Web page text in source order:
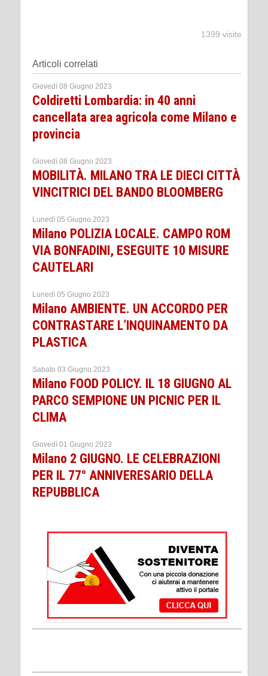
1399 visite
Articoli correlati
Giovedì 08 Giugno 2023
Coldiretti Lombardia: in 40 anni
cancellata area agricola come Milano e
provincia
Giovedì 08 Giugno 2023
MOBILITÀ. MILANO TRA LE DIECI CITTÀ
VINCITRICI DEL BANDO BLOOMBERG
Lunedì 05 Giugno 2023
Milano POLIZIA LOCALE. CAMPO ROM
VIA BONFADINI, ESEGUITE 10 MISURE
CAUTELARI
Lunedì 05 Giugno 2023
Milano AMBIENTE. UN ACCORDO PER
CONTRASTARE L’INQUINAMENTO DA
PLASTICA
Sabato 03 Giugno 2023
Milano FOOD POLICY. IL 18 GIUGNO AL
PARCO SEMPIONE UN PICNIC PER IL
CLIMA
Giovedì 01 Giugno 2023
Milano 2 GIUGNO. LE CELEBRAZIONI
PER IL 77° ANNIVERESARIO DELLA
REPUBBLICA